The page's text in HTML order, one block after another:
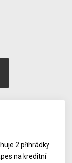
2 přihrádky
na kreditní